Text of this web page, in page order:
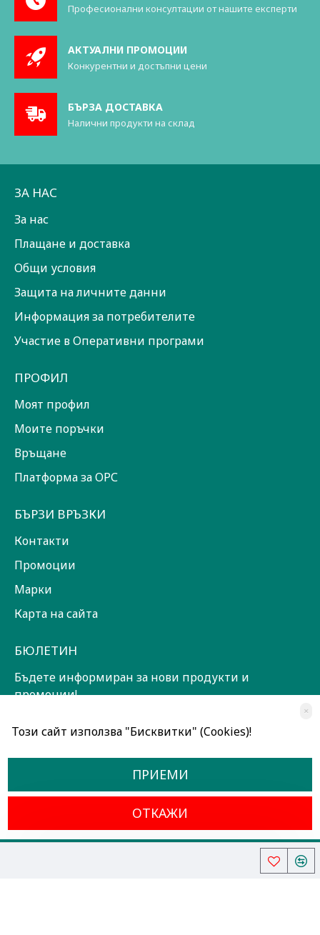
Професионални консултации от нашите експерти
АКТУАЛНИ ПРОМОЦИИ
Конкурентни и достъпни цени
БЪРЗА ДОСТАВКА
Налични продукти на склад
ЗА НАС
За нас
Плащане и доставка
Общи условия
Защита на личните данни
Информация за потребителите
Участие в Оперативни програми
ПРОФИЛ
Моят профил
Моите поръчки
Връщане
Платформа за ОРС
БЪРЗИ ВРЪЗКИ
Контакти
Промоции
Марки
Карта на сайта
БЮЛЕТИН
Бъдете информиран за нови продукти и
промоции!
Прочетох и съм съгласен сОбщи условия
Всички права запазени © 2024, Радославов Мюзик Център
×
Този сайт използва "Бисквитки" (Cookies)!
ПРИЕМИ
ОТКАЖИ